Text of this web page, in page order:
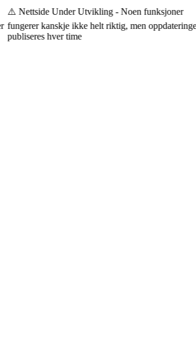
⚠️ Nettside Under Utvikling - Noen funksjoner
fungerer kanskje ikke helt riktig, men oppdateringer
publiseres hver time